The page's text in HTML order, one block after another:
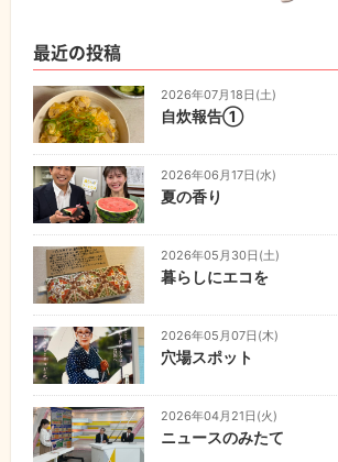
最近の投稿
2026年07月18日(土)
自炊報告①
2026年06月17日(水)
夏の香り
2026年05月30日(土)
暮らしにエコを
2026年05月07日(木)
穴場スポット
2026年04月21日(火)
ニュースのみたて